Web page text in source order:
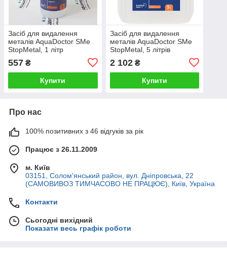
Засіб для видалення
металів AquaDoctor SMe
StopMetal, 1 літр
557 ₴
Купити
Засіб для видалення
металів AquaDoctor SMe
StopMetal, 5 літрів
2 102₴
Купити
Про нас
100% позитивних з 46 відгуків за рік
Працює з 26.11.2009
м. Київ
03151, Солом'янський район, вул. Дніпровська, 22
(САМОВИВОЗ ТИМЧАСОВО НЕ ПРАЦЮЄ), Київ, Україна
Контакти
Сьогодні вихідний
Показати весь графік роботи